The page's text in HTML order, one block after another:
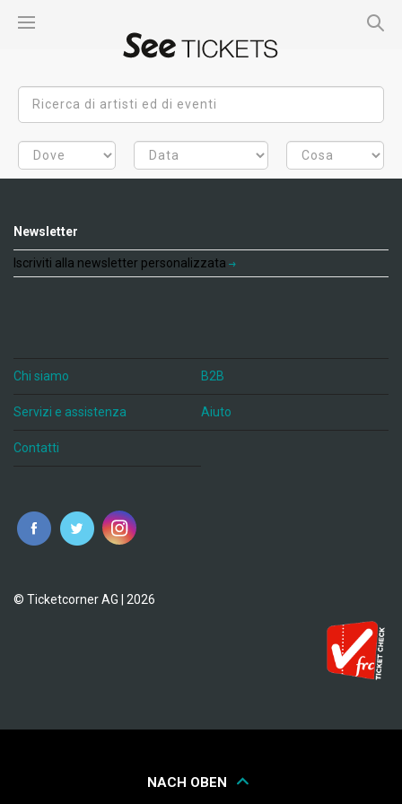
Newsletter
Iscriviti alla newsletter personalizzata
Chi siamo B2B
Servizi e assistenza Aiuto
Contatti
© Ticketcorner AG | 2026
NACH OBEN